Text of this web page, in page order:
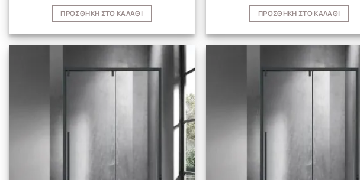
ΠΡΟΣΘΉΚΗ ΣΤΟ ΚΑΛΆΘΙ ΠΡΟΣΘΉΚΗ ΣΤΟ ΚΑΛΆΘΙ